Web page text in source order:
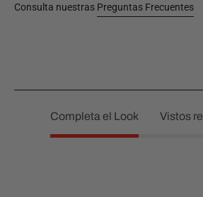
Consulta nuestras Preguntas Frecuentes
Completa el Look Vistos